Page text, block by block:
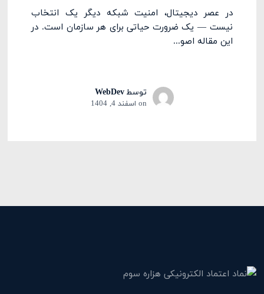
در عصر دیجیتال، امنیت شبکه دیگر یک انتخاب
نیست — یک ضرورت حیاتی برای هر سازمان است. در
این مقاله اصو...
توسطWebDev
on اسفند 4, 1404